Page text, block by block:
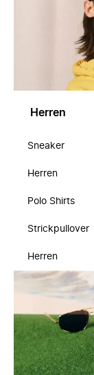
Herren
Sneaker
Herren
Polo Shirts
Strickpullover
Herren